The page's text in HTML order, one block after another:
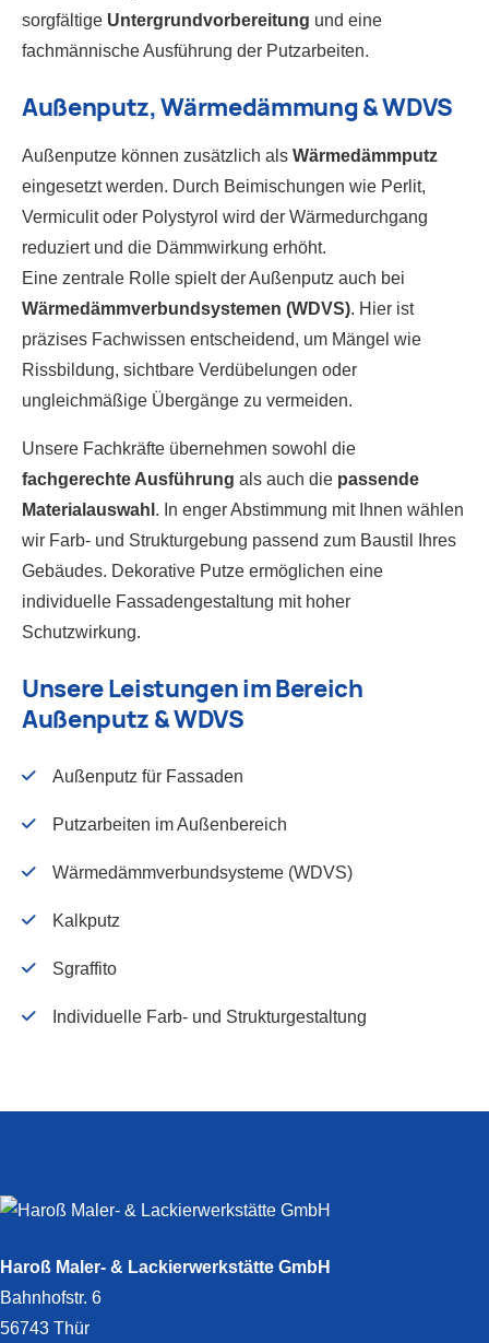
sorgfältige Untergrundvorbereitung und eine
fachmännische Ausführung der Putzarbeiten.
Außenputz, Wärmedämmung & WDVS
Außenputze können zusätzlich als Wärmedämmputz
eingesetzt werden. Durch Beimischungen wie Perlit,
Vermiculit oder Polystyrol wird der Wärmedurchgang
reduziert und die Dämmwirkung erhöht.
Eine zentrale Rolle spielt der Außenputz auch bei
Wärmedämmverbundsystemen (WDVS). Hier ist
präzises Fachwissen entscheidend, um Mängel wie
Rissbildung, sichtbare Verdübelungen oder
ungleichmäßige Übergänge zu vermeiden.
Unsere Fachkräfte übernehmen sowohl die
fachgerechte Ausführung als auch die passende
Materialauswahl . In enger Abstimmung mit Ihnen wählen
wir Farb- und Strukturgebung passend zum Baustil Ihres
Gebäudes. Dekorative Putze ermöglichen eine
individuelle Fassadengestaltung mit hoher
Schutzwirkung.
Unsere Leistungen im Bereich
Außenputz & WDVS
Außenputz für Fassaden
Putzarbeiten im Außenbereich
Wärmedämmverbundsysteme (WDVS)
Kalkputz
Sgraffito
Individuelle Farb- und Strukturgestaltung
Haroß Maler- & Lackierwerkstätte GmbH
Bahnhofstr. 6
56743 Thür